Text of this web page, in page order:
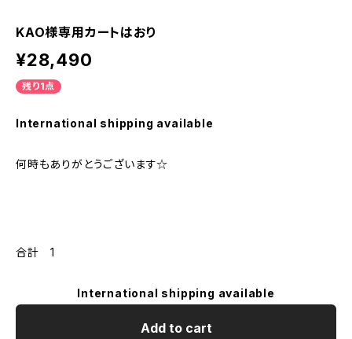
KAO様専用カートはおり
¥28,490
残り1点
International shipping available
何時もありがとうございます☆
合計 1
International shipping available
Add to cart